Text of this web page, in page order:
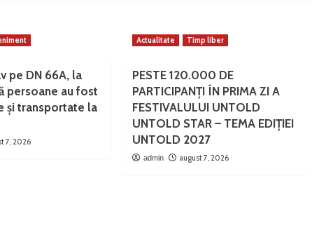
pe DN 66A, la
persoane au fost
și transportate la
7, 2026
Actualitate Timp liber
PESTE 120.000 DE
PARTICIPANȚI ÎN PRIMA ZI A
FESTIVALULUI UNTOLD
UNTOLD STAR – TEMA EDIȚIEI
UNTOLD 2027
admin august 7, 2026